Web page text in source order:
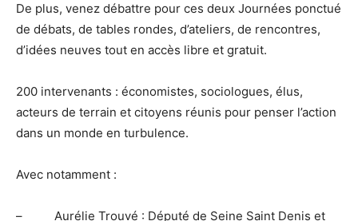
De plus, venez débattre pour ces deux Journées ponctué
de débats, de tables rondes, d’ateliers, de rencontres,
d’idées neuves tout en accès libre et gratuit.
200 intervenants : économistes, sociologues, élus,
acteurs de terrain et citoyens réunis pour penser l’action
dans un monde en turbulence.
Avec notamment :
– Aurélie Trouvé : Député de Seine Saint Denis et